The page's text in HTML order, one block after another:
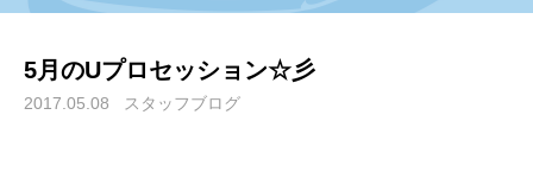
5月のUプロセッション☆彡
2017.05.08 スタッフブログ